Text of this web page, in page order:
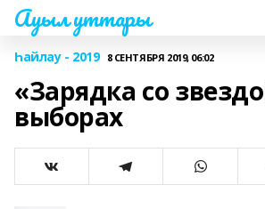
Ауыл уттары
Һайлау - 2019 8 СЕНТЯБРЯ 2019, 06:02
«Зарядка со
выборах